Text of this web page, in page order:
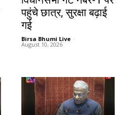
पहुंचे छात्र, सुरक्षा बढ़ाई
गई
Birsa Bhumi Live -
August 10, 2026